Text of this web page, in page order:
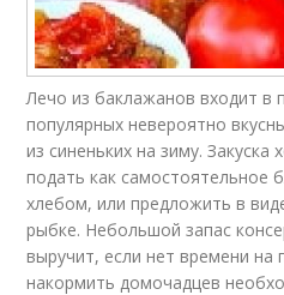
Лечо из баклажанов входит в
популярных невероятно
из синеньких на зиму.
подать как самостоятельное
хлебом, или предложить в
рыбке. Небольшой запас
выручит, если нет времени на
накормить домочадцев